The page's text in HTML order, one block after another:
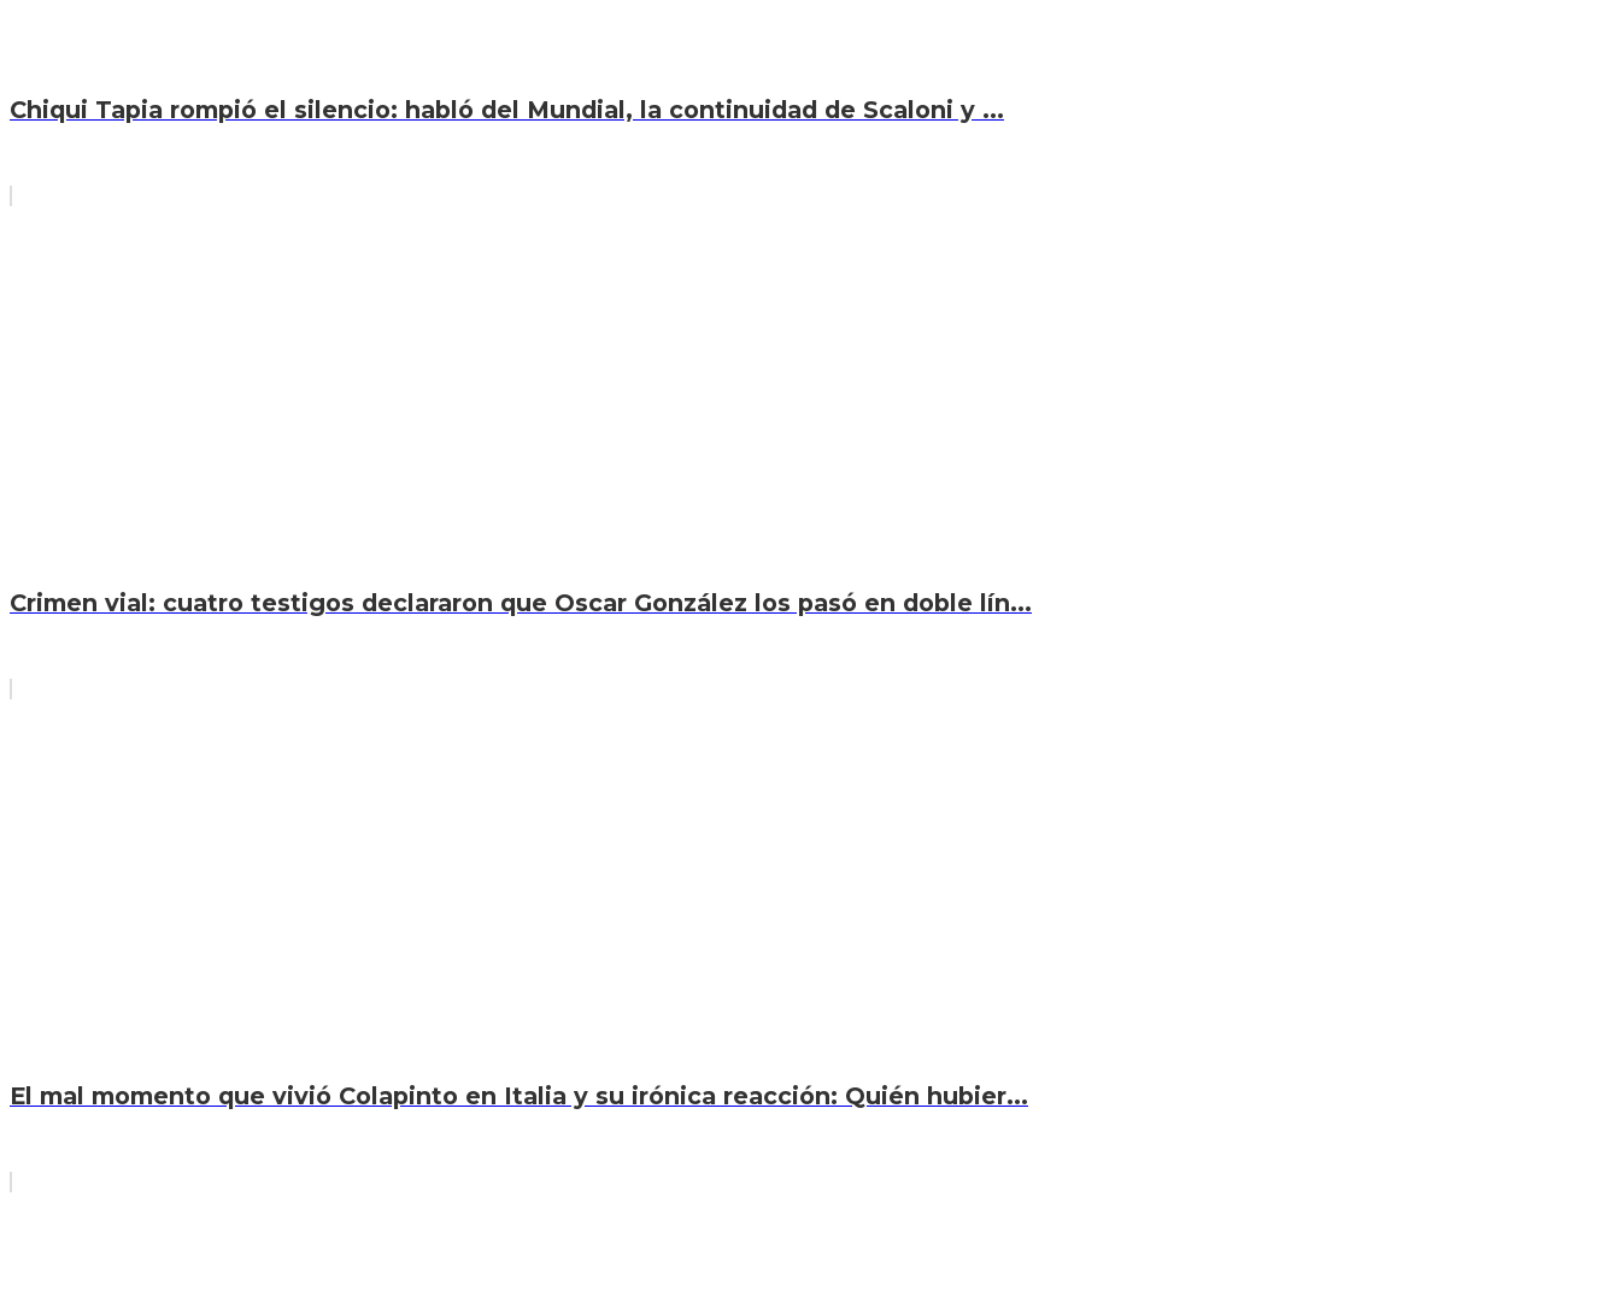
Chiqui Tapia rompió el silencio: habló del Mundial, la continuidad de Scaloni y ...
Crimen vial: cuatro testigos declararon que Oscar González los pasó en doble lín...
El mal momento que vivió Colapinto en Italia y su irónica reacción: Quién hubier...